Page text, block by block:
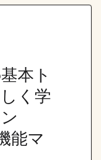
本ト
く学
能マ